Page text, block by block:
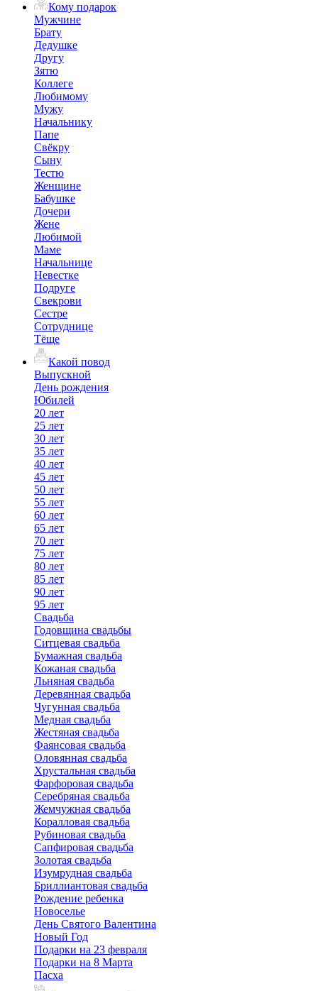
Кому подарок
Мужчине
Брату
Дедушке
Другу
Зятю
Коллеге
Любимому
Мужу
Начальнику
Папе
Свёкру
Сыну
Тестю
Женщине
Бабушке
Дочери
Жене
Любимой
Маме
Начальнице
Невестке
Подруге
Свекрови
Сестре
Сотруднице
Тёще
Какой повод
Выпускной
День рождения
Юбилей
20 лет
25 лет
30 лет
35 лет
40 лет
45 лет
50 лет
55 лет
60 лет
65 лет
70 лет
75 лет
80 лет
85 лет
90 лет
95 лет
Свадьба
Годовщина свадьбы
Ситцевая свадьба
Бумажная свадьба
Кожаная свадьба
Льняная свадьба
Деревянная свадьба
Чугунная свадьба
Медная свадьба
Жестяная свадьба
Фаянсовая свадьба
Оловянная свадьба
Хрустальная свадьба
Фарфоровая свадьба
Серебряная свадьба
Жемчужная свадьба
Коралловая свадьба
Рубиновая свадьба
Сапфировая свадьба
Золотая свадьба
Изумрудная свадьба
Бриллиантовая свадьба
Рождение ребенка
Новоселье
День Святого Валентина
Новый Год
Подарки на 23 февраля
Подарки на 8 Марта
Пасха